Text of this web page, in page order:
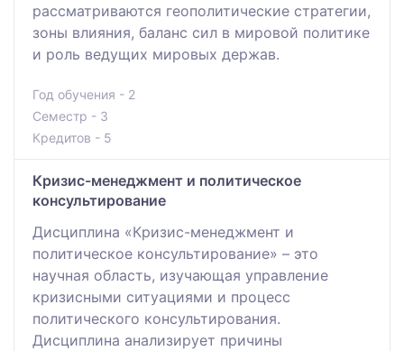
рассматриваются геополитические стратегии,
зоны влияния, баланс сил в мировой политике
и роль ведущих мировых держав.
Год обучения - 2
Семестр - 3
Кредитов - 5
Кризис-менеджмент и политическое
консультирование
Дисциплина «Кризис-менеджмент и
политическое консультирование» – это
научная область, изучающая управление
кризисными ситуациями и процесс
политического консультирования.
Дисциплина анализирует причины